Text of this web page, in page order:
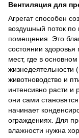
Вентиляция для
Агрегат способен
воздушный поток по
помещения. Это
состоянии
мест, где в
животноводство и
интенсивно расти и
они сами
начинает
ограждениях. Для
влажности нужна